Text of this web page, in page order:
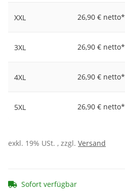
XXL 26,90 € netto*
3XL 26,90 € netto*
4XL 26,90 € netto*
5XL 26,90 € netto*
exkl. 19% USt. , zzgl. Versand
Sofort verfügbar